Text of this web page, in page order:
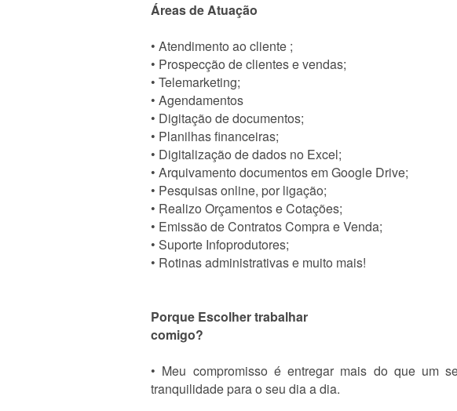
Áreas de Atuação
• Atendimento ao cliente ;
• Prospecção de clientes e vendas;
• Telemarketing;
• Agendamentos
• Digitação de documentos;
• Planilhas financeiras;
• Digitalização de dados no Excel;
• Arquivamento documentos em Google Drive;
• Pesquisas online, por ligação;
• Realizo Orçamentos e Cotações;
• Emissão de Contratos Compra e Venda;
• Suporte Infoprodutores;
• Rotinas administrativas e muito mais!
Porque Escolher trabalhar
comigo?
• Meu compromisso é entregar mais do que um
tranquilidade para o seu dia a dia.